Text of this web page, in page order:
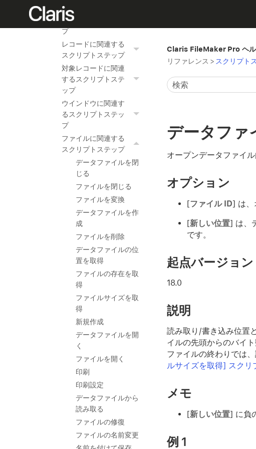
フィールドに関連す
るスクリプトステッ
プ
レコードに関連する
スクリプトステップ
対象レコードに関連
するスクリプトステ
ップ
ウインドウに関連す
るスクリプトステッ
プ
ファイルに関連する
スクリプトステップ
データファイルを閉
じる
ファイルを閉じる
ファイルを変換
データファイルを作
成
ファイルを削除
データファイルの位
置を取得
ファイルの存在を取
得
ファイルサイズを取
得
新規作成
データファイルを開
く
ファイルを開く
印刷
印刷設定
データファイルから
読み取る
ファイルの修復
ファイルの名前変更
Claris FileMaker Pro ヘ
リファレンス > スクリプト
データファ
オープンデータファイ
オプション
[ファイル ID] は、
[新しい位置] は、
です。
起点バージョン
18.0
説明
読み取り/書き込み位置
イルの先頭からのバイ
ファイルの終わりでは
ルサイズを取得] スクリ
メモ
[新しい位置] に負
例 1